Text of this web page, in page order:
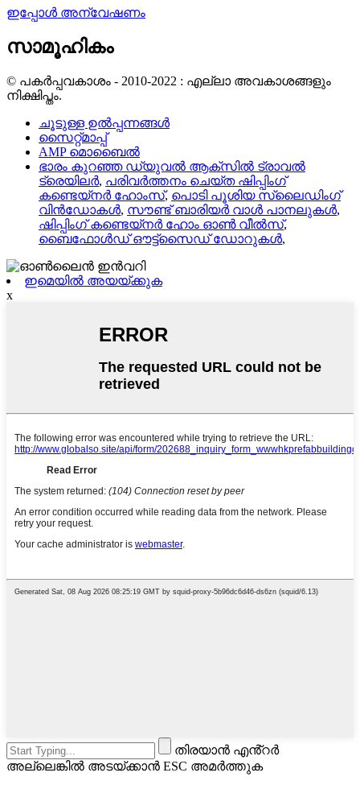
ഇപ്പോൾ അന്വേഷണം
സാമൂഹികം
© പകർപ്പവകാശം - 2010-2022 : എല്ലാ അവകാശങ്ങളും
നിക്ഷിപ്തം.
ചൂടുള്ള ഉൽപ്പന്നങ്ങൾ
സൈറ്റ്മാപ്പ്
AMP മൊബൈൽ
ഭാരം കുറഞ്ഞ ഡ്യുവൽ ആക്‌സിൽ ട്രാവൽ
ട്രെയിലർ, പരിവർത്തനം ചെയ്ത ഷിപ്പിംഗ്
കണ്ടെയ്നർ ഹോംസ്, പൊടി പൂശിയ സ്ലൈഡിംഗ്
വിൻഡോകൾ, സൗണ്ട് ബാരിയർ വാൾ പാനലുകൾ,
ഷിപ്പിംഗ് കണ്ടെയ്നർ ഹോം ഓൺ വീൽസ്,
ബൈഫോൾഡ് ഔട്ട്‌സൈഡ് ഡോറുകൾ,
ഇമെയിൽ അയയ്ക്കുക
x
തിരയാൻ എൻ്റർ
അല്ലെങ്കിൽ അടയ്ക്കാൻ ESC അമർത്തുക